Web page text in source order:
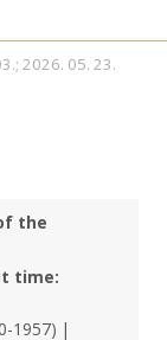
2026. 05. 23.
the
time:
1957) |